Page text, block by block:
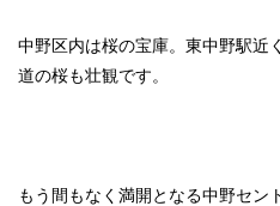
中野区内は桜の宝庫。東中野駅近
道の桜も壮観です。
もう間もなく満開となる中野セン